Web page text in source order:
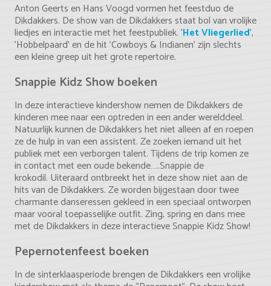
Anton Geerts en Hans Voogd vormen het feestduo de
Dikdakkers. De show van de Dikdakkers staat bol van vrolijke
liedjes en interactie met het feestpubliek. 'Het Vliegerlied',
'Hobbelpaard' en de hit 'Cowboys & Indianen' zijn slechts
een kleine greep uit het grote repertoire.
Snappie Kidz Show boeken
In deze interactieve kindershow nemen de Dikdakkers de
kinderen mee naar een optreden in een ander werelddeel.
Natuurlijk kunnen de Dikdakkers het niet alleen af en roepen
ze de hulp in van een assistent. Ze zoeken iemand uit het
publiek met een verborgen talent. Tijdens de trip komen ze
in contact met een oude bekende…..Snappie de
krokodil. Uiteraard ontbreekt het in deze show niet aan de
hits van de Dikdakkers. Ze worden bijgestaan door twee
charmante danseressen gekleed in een speciaal ontworpen
maar vooral toepasselijke outfit. Zing, spring en dans mee
met de Dikdakkers in deze interactieve Snappie Kidz Show!
Pepernotenfeest boeken
In de sinterklaasperiode brengen de Dikdakkers een vrolijke